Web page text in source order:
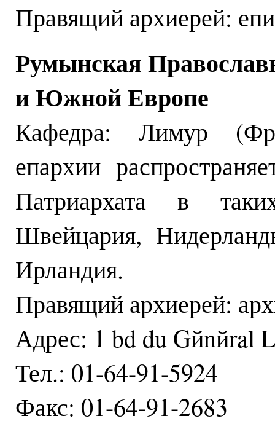
Правящий архиерей:
Румынская
и Южной Европе
Кафедра: Лимур
епархии
Патриархата в
Швейцария,
Ирландия.
Правящий архиерей:
Адрес: 1 bd du Gйnйral
Тел.: 01-64-91-5924
Факс: 01-64-91-2683